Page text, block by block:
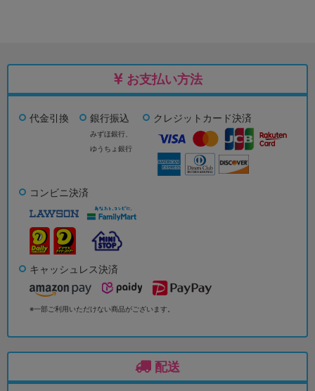
お支払い方法
代金引換 銀行振込
みずほ銀行、
ゆうちょ銀行
クレジットカード決済
コンビニ決済
キャッシュレス決済
※一部ご利用いただけない商品がございます。
配送